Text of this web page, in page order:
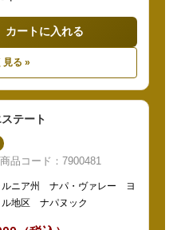
カートに入れる
見る »
テート
商品コード：7900481
ルニア州 ナパ・ヴァレー ヨ
ル地区 ナパヌック